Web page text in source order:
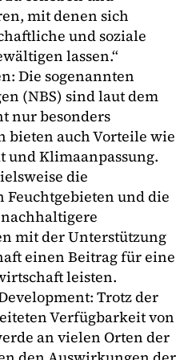
mit denen sich
und soziale
lassen.“
Die sogenannten
(NBS) sind laut dem
nur besonders
bieten auch Vorteile wie
und Klimaanpassung.
die
und die
mit der Unterstützung
einen Beitrag für eine
leisten.
Trotz der
Verfügbarkeit von
an vielen Orten der